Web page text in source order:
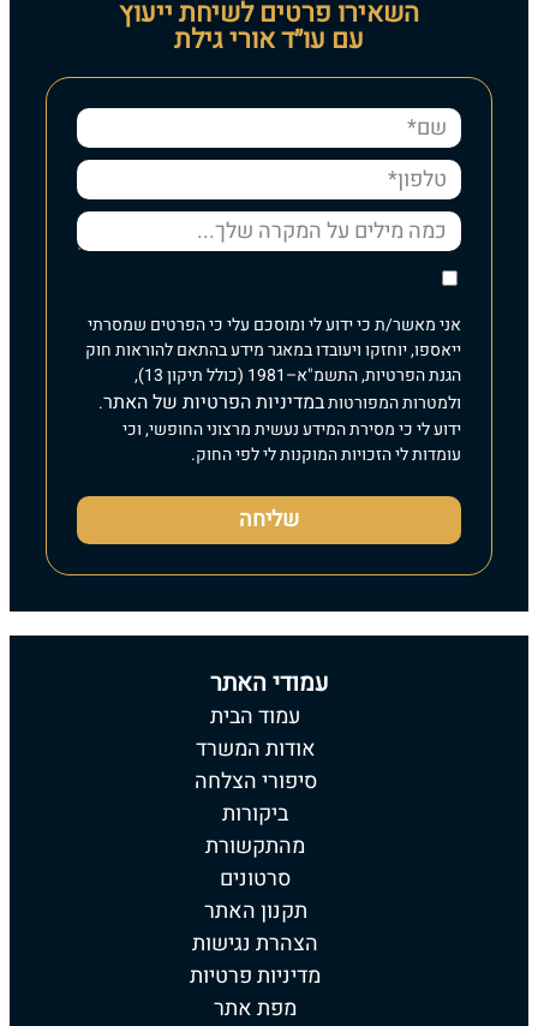
השאירו פרטים לשיחת ייעוץ
עם עו״ד אורי גילת
אני מאשר/ת כי ידוע לי ומוסכם עלי כי הפרטים שמסרתי
ייאספו, יוחזקו ויעובדו במאגר מידע בהתאם להוראות חוק
הגנת הפרטיות, התשמ"א–1981 (כולל תיקון 13),
ולמטרות המפורטותבמדיניות הפרטיות של האתר.
ידוע לי כי מסירת המידע נעשית מרצוני החופשי, וכי
עומדות לי הזכויות המוקנות לי לפי החוק.
שליחה
עמודי האתר
עמוד הבית
אודות המשרד
סיפורי הצלחה
ביקורות
מהתקשורת
סרטונים
תקנון האתר
הצהרת נגישות
מדיניות פרטיות
מפת אתר